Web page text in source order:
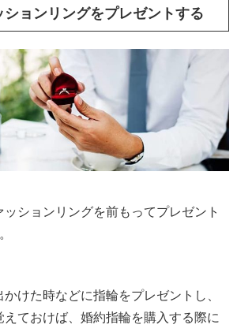
ョンリングをプレゼントする
ションリングを前もってプレゼント
けた時などに指輪をプレゼントし、
ておけば、婚約指輪を購入する際に